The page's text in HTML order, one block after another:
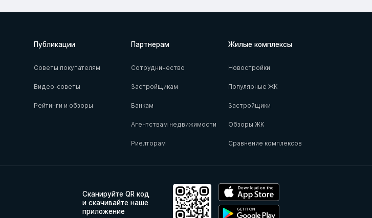
Публикации
Советы покупателям
Видео-советы
Рейтинги и обзоры
Партнерам
Сотрудничество
Застройщикам
Банкам
Агентствам недвижимости
Риелторам
Жилые комплексы
Новостройки
Популярные ЖК
Застройщики
Обзоры ЖК
Сравнение комплексов
Сканируйте QR код
и скачивайте наше
приложение